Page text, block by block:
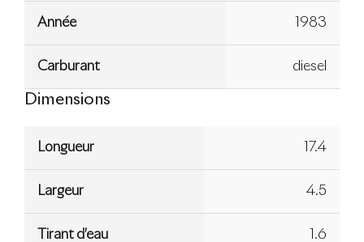
Année 1983
Carburant diesel
Dimensions
Longueur 17.4
Largeur 4.5
Tirant d’eau 1.6